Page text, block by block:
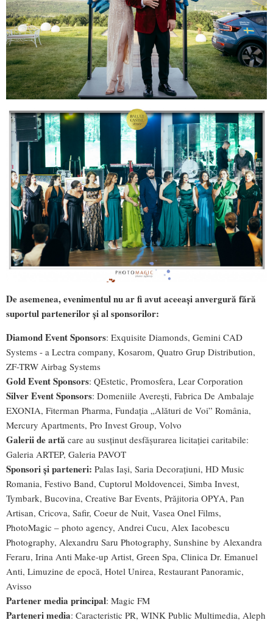
De asemenea, evenimentul nu ar fi avut aceeași anvergură fără
suportul partenerilor și al sponsorilor:
Diamond Event Sponsors: Exquisite Diamonds, Gemini CAD
Systems - a Lectra company, Kosarom, Quatro Grup Distribution,
ZF-TRW Airbag Systems
Gold Event Sponsors: QEstetic, Promosfera, Lear Corporation
Silver Event Sponsors: Domeniile Averești, Fabrica De Ambalaje
EXONIA, Fiterman Pharma, Fundația „Alături de Voi” România,
Mercury Apartments, Pro Invest Group, Volvo
Galerii de artă care au susținut desfășurarea licitației caritabile:
Galeria ARTEP, Galeria PAVOT
Sponsoriși parteneri: Palas Iași, Saria Decorațiuni, HD Music
Romania, Festivo Band, Cuptorul Moldovencei, Simba Invest,
Tymbark, Bucovina, Creative Bar Events, Prăjitoria OPYA, Pan
Artisan, Cricova, Safir, Coeur de Nuit, Vasea Onel Films,
PhotoMagic – photo agency, Andrei Cucu, Alex Iacobescu
Photography, Alexandru Saru Photography, Sunshine by Alexandra
Feraru, Irina Anti Make-up Artist, Green Spa, Clinica Dr. Emanuel
Anti, Limuzine de epocă, Hotel Unirea, Restaurant Panoramic,
Avisso
Partener media principal: Magic FM
Parteneri media: Caracteristic PR, WINK Public Multimedia, Aleph